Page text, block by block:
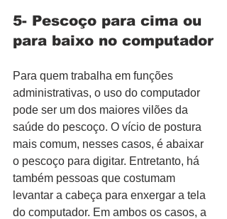
5- Pescoço para cima ou
para baixo no computador
Para quem trabalha em funções
administrativas, o uso do computador
pode ser um dos maiores vilões da
saúde do pescoço. O vício de postura
mais comum, nesses casos, é abaixar
o pescoço para digitar. Entretanto, há
também pessoas que costumam
levantar a cabeça para enxergar a tela
do computador. Em ambos os casos, a